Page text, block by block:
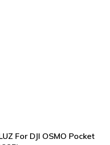
For DJI OSMO Pocket